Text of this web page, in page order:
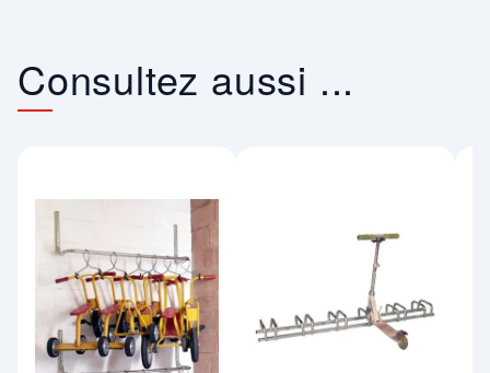
Consultez aussi ...